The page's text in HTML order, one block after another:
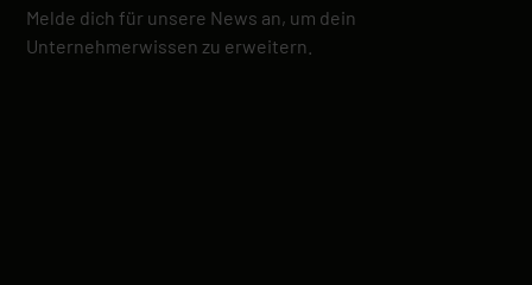
Melde dich für unsere News an, um dein
Unternehmerwissen zu erweitern.